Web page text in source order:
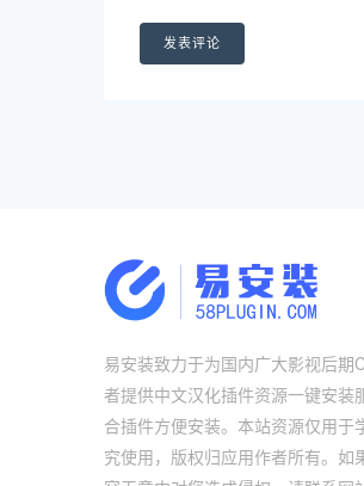
易安装致力于为国内广大影视后期
者提供中文汉化插件资源一键安装
合插件方便安装。本站资源仅用于
究使用，版权归应用作者所有。如